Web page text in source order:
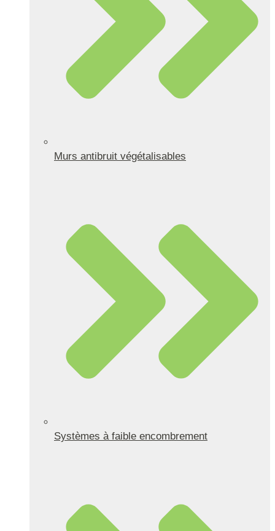
Murs antibruit végétalisables
Systèmes à faible encombrement